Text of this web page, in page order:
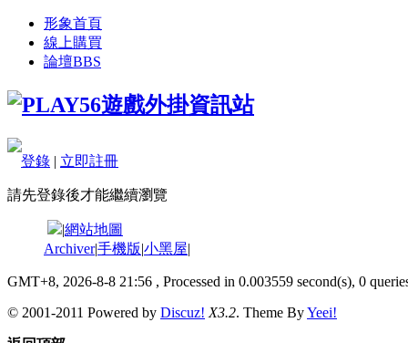
形象首頁
線上購買
論壇BBS
登錄 | 立即註冊
請先登錄後才能繼續瀏覽
|網站地圖
Archiver|手機版|小黑屋|
GMT+8, 2026-8-8 21:56 , Processed in 0.003559 second(s), 0
© 2001-2011 Powered by Discuz! X3.2. Theme ByYeei!